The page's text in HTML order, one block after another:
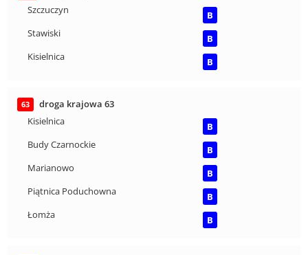
Szczuczyn
B
Stawiski
B
Kisielnica
B
63
droga krajowa 63
Kisielnica
B
Budy Czarnockie
B
Marianowo
B
Piątnica Poduchowna
B
Łomża
B